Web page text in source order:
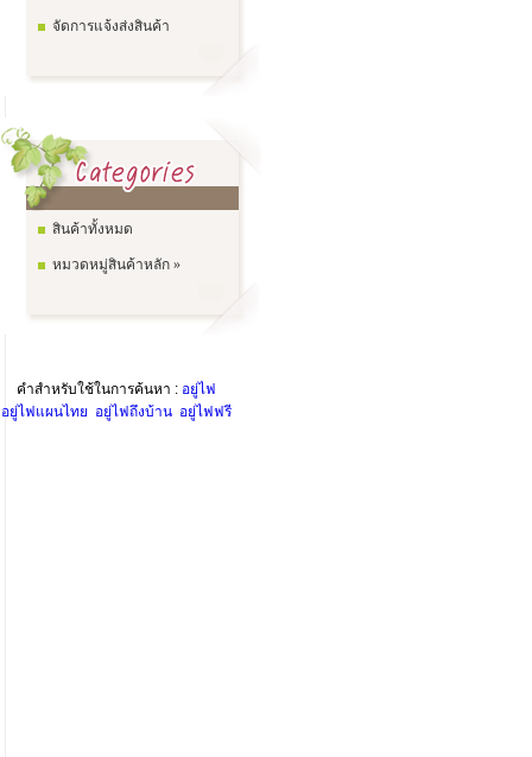
จัดการแจ้งส่งสินค้า
สินค้าทั้งหมด
หมวดหมู่สินค้าหลัก »
คำสำหรับใช้ในการค้นหา : อยู่ไฟ
อยู่ไฟแผนไทย อยู่ไฟถึงบ้าน อยู่ไฟฟรี